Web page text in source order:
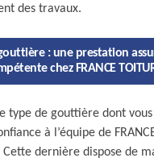
des travaux.
: une prestation
chez FRANCE
type de gouttière dont vous
à l’équipe de
Cette dernière dispose de